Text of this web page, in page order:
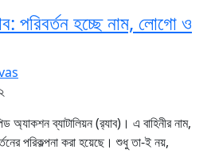
পরিবর্তন হচ্ছে নাম, লোগো ও
ব্যাটালিয়ন (র‌্যাব)। এ বাহিনীর নাম,
পরিকল্পনা করা হয়েছে। শুধু তা-ই নয়,